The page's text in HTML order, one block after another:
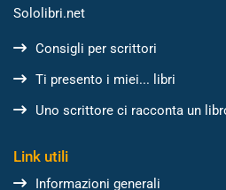
Sololibri.net
Consigli per scrittori
Ti presento i miei... libri
Uno scrittore ci racconta un
Link utili
Informazioni generali